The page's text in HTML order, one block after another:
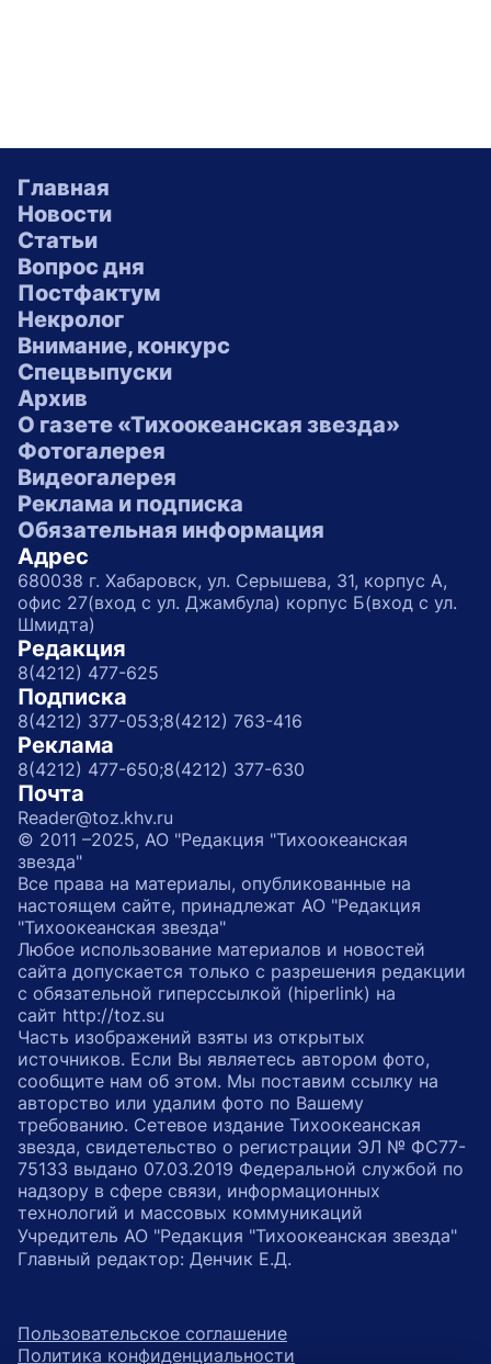
Главная
Новости
Статьи
Вопрос дня
Постфактум
Некролог
Внимание, конкурс
Спецвыпуски
Архив
О газете «Тихоокеанская звезда»
Фотогалерея
Видеогалерея
Реклама и подписка
Обязательная информация
Адрес
680038 г. Хабаровск, ул. Серышева, 31, корпус А,
офис 27(вход с ул. Джамбула) корпус Б(вход с ул.
Шмидта)
Редакция
8(4212) 477-625
Подписка
8(4212) 377-053;8(4212) 763-416
Реклама
8(4212) 477-650;8(4212) 377-630
Почта
Reader@toz.khv.ru
© 2011 –2025, АО "Редакция "Тихоокеанская
звезда"
Все права на материалы, опубликованные на
настоящем сайте, принадлежат АО "Редакция
"Тихоокеанская звезда"
Любое использование материалов и новостей
сайта допускается только с разрешения редакции
с обязательной гиперссылкой (hiperlink) на
сайт http://toz.su
Часть изображений взяты из открытых
источников. Если Вы являетесь автором фото,
сообщите нам об этом. Мы поставим ссылку на
авторство или удалим фото по Вашему
требованию. Сетевое издание Тихоокеанская
звезда, свидетельство о регистрации ЭЛ № ФС77-
75133 выдано 07.03.2019 Федеральной службой по
надзору в сфере связи, информационных
технологий и массовых коммуникаций
Учредитель АО "Редакция "Тихоокеанская звезда"
Главный редактор: Денчик Е.Д.
Пользовательское соглашение
Политика конфиденциальности